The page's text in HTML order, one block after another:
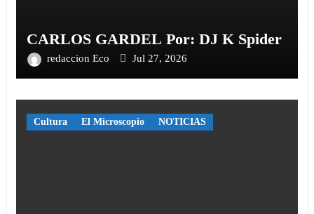
CARLOS GARDEL Por: DJ K Spider
redaccion Eco Jul 27, 2026
Cultura El Microscopio NOTICIAS